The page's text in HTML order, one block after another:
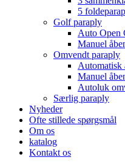
5
Golf paraply
Auto Open
Manuel
Omvendt paraply
Automatisk
Manuel
Autoluk
Særlig paraply
Nyheder
Ofte stillede spørgsmål
Om os
katalog
Kontakt os